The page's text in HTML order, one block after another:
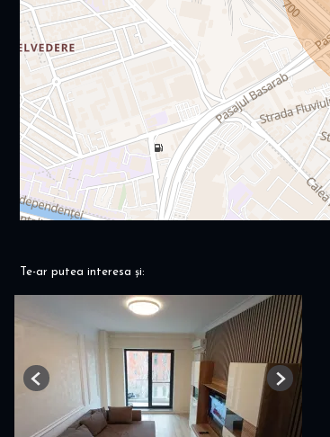
Te-ar putea interesa și:
Previous Next